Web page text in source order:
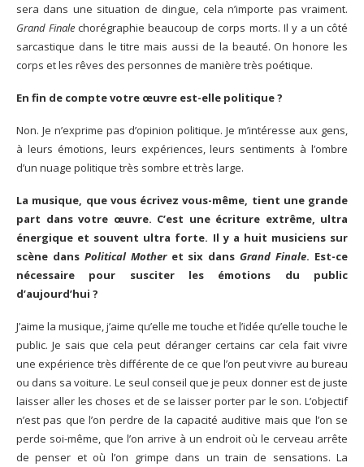
sera dans une situation de dingue, cela n’importe pas vraiment.
Grand Finalechorégraphie beaucoup de corps morts. Il y a un côté
sarcastique dans le titre mais aussi de la beauté. On honore les
corps et les rêves des personnes de manière très poétique.
En fin de compte votre œuvre est-elle politique ?
Non. Je n’exprime pas d’opinion politique. Je m’intéresse aux gens,
à leurs émotions, leurs expériences, leurs sentiments à l’ombre
d’un nuage politique très sombre et très large.
La musique, que vous écrivez vous-même, tient une grande
part dans votre œuvre. C’est une écriture extrême, ultra
énergique et souvent ultra forte. Il y a huit musiciens sur
scène dans Political Mother et six dansGrand Finale. Est-ce
nécessaire pour susciter les émotions du public
d’aujourd’hui ?
J’aime la musique, j’aime qu’elle me touche et l’idée qu’elle touche le
public. Je sais que cela peut déranger certains car cela fait vivre
une expérience très différente de ce que l’on peut vivre au bureau
ou dans sa voiture. Le seul conseil que je peux donner est de juste
laisser aller les choses et de se laisser porter par le son. L’objectif
n’est pas que l’on perdre de la capacité auditive mais que l’on se
perde soi-même, que l’on arrive à un endroit où le cerveau arrête
de penser et où l’on grimpe dans un train de sensations. La